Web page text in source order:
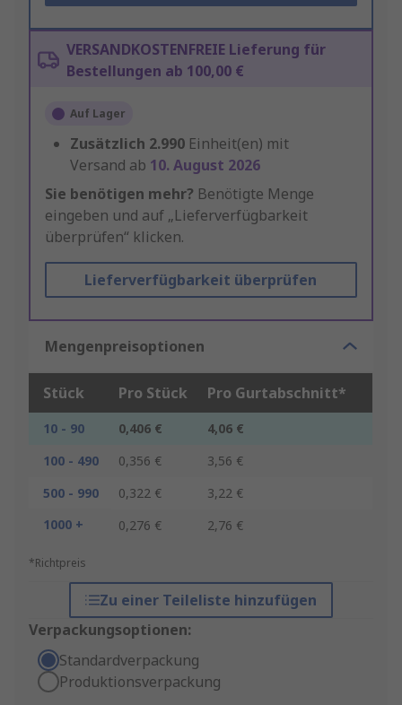
VERSANDKOSTENFREIE Lieferung für
Bestellungen ab 100,00 €
Auf Lager
Zusätzlich 2.990 Einheit(en) mit
Versand ab 10. August 2026
Sie benötigen mehr? Benötigte Menge
eingeben und auf „Lieferverfügbarkeit
überprüfen“ klicken.
Lieferverfügbarkeit überprüfen
Mengenpreisoptionen
Stück Pro Stück Pro Gurtabschnitt*
10 - 90 0,406 €
4,06 €
100 - 490
0,356 €
3,56 €
500 - 990
0,322 €
3,22 €
1000 +
0,276 € 2,76 €
*Richtpreis
Zu einer Teileliste hinzufügen
Verpackungsoptionen:
Standardverpackung
Produktionsverpackung